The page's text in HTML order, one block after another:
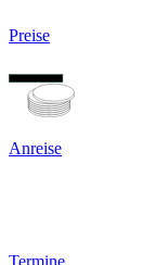
Preise
Anreise
Termine